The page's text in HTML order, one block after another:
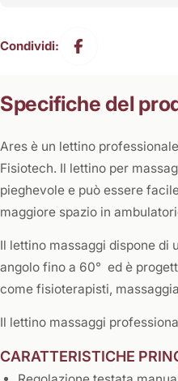
Condividi:
Specifiche del
Ares è un lettino
Fisiotech. Il lettino per
pieghevole e può essere
maggiore spazio in
Il lettino massaggi dispone di
angolo fino a 60° ed è
come fisioterapisti,
Il lettino massaggi
CARATTERISTICHE